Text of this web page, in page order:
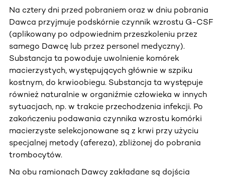
Na cztery dni przed pobraniem oraz w dniu pobrania
Dawca przyjmuje podskórnie czynnik wzrostu G-CSF
(aplikowany po odpowiednim przeszkoleniu przez
samego Dawcę lub przez personel medyczny).
Substancja ta powoduje uwolnienie komórek
macierzystych, występujących głównie w szpiku
kostnym, do krwioobiegu. Substancja ta występuje
również naturalnie w organiźmie człowieka w innych
sytuacjach, np. w trakcie przechodzenia infekcji. Po
zakończeniu podawania czynnika wzrostu komórki
macierzyste selekcjonowane są z krwi przy użyciu
specjalnej metody (afereza), zbliżonej do pobrania
trombocytów.
Na obu ramionach Dawcy zakładane są dojścia